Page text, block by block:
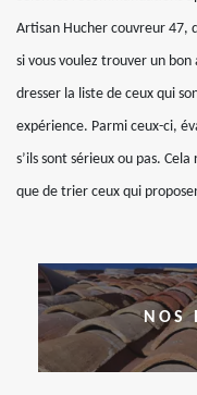
Artisan Hucher couvreur 47,
si vous voulez trouver un
dresser la liste de ceux qui
expérience. Parmi ceux-ci,
s’ils sont sérieux ou pas.
que de trier ceux qui
NOS